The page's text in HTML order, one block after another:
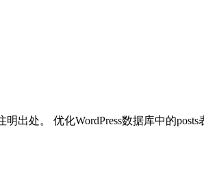
出处。 优化WordPress数据库中的posts